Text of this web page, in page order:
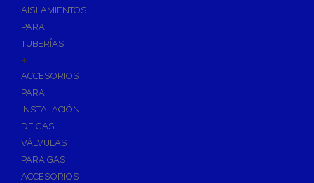
AISLAMIENTOS
PARA
TUBERÍAS
+
ACCESORIOS
PARA
INSTALACIÓN
DE GAS
VÁLVULAS
PARA GAS
ACCESORIOS